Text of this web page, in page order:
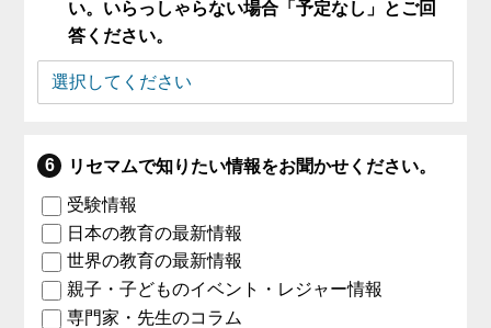
い。いらっしゃらない場合「予定なし」とご回
答ください。
リセマムで知りたい情報をお聞かせください。
受験情報
日本の教育の最新情報
世界の教育の最新情報
親子・子どものイベント・レジャー情報
専門家・先生のコラム